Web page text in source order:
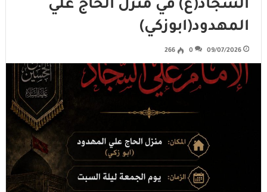
السجاد(ع) في منزل الحاج علي
المهدود(ابوزكي)
09/07/2026
0
266